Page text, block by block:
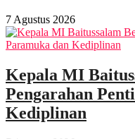
7 Agustus 2026
Kepala MI
Pengarahan
Kediplinan